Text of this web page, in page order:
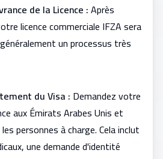
de la Licence :Après
licence commerciale IFZA sera
un processus très
du Visa : Demandez votre
aux Émirats Arabes Unis et
personnes à charge. Cela inclut
une demande d'identité